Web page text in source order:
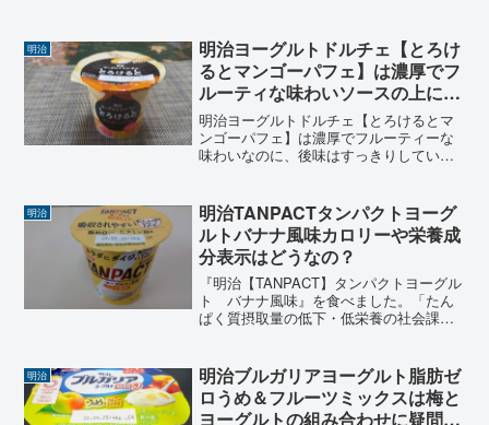
ででていた瓶詰めのヨーグルトとは違っ
たプレーンヨーグル...
明治
明治ヨーグルトドルチェ【とろけ
るとマンゴーパフェ】は濃厚でフ
ルーティな味わいソースの上にヨ
ーグルト
明治ヨーグルトドルチェ【とろけるとマ
ンゴーパフェ】は濃厚でフルーティーな
味わいなのに、後味はすっきりしてい
ト。明治ヨーグルトドルチェ「とろける
と」シリーズの中でも、イチオシの「と
れけるとマンゴーパフェ」のおいしさを
レビューします。
明治
明治TANPACTタンパクトヨーグ
ルトバナナ風味カロリーや栄養成
分表示はどうなの？
『明治【TANPACT】タンパクトヨーグル
ト バナナ風味』を食べました。「たん
ぱく質摂取量の低下・低栄養の社会課題
品が発売されています。その中で、ヨー
グルトは2種...
明治
明治ブルガリアヨーグルト脂肪ゼ
ロうめ＆フルーツミックスは梅と
ヨーグルトの組み合わせに疑問を